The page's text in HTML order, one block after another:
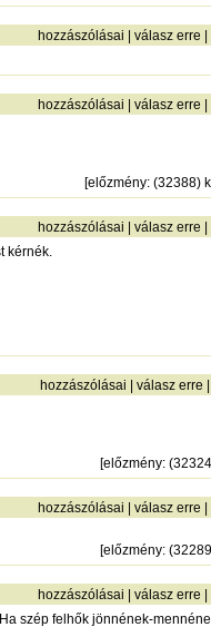
hozzászólásai válasz erre
hozzászólásai válasz erre
[előzmény: (32388)
hozzászólásai válasz erre
kérnék.
hozzászólásai válasz erre
[előzmény:
hozzászólásai válasz erre
[előzmény:
hozzászólásai válasz erre
szép felhők jönnének-